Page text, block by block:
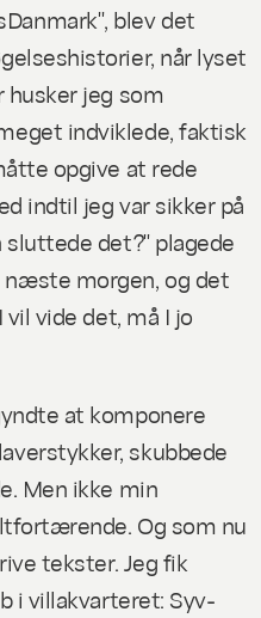
blev det
når lyset
husker jeg som
indviklede, faktisk
opgive at rede
indtil jeg var sikker på
sluttede det?" plagede
morgen, og det
vil vide det, må I jo
at komponere
skubbede
Men ikke min
Og som nu
tekster. Jeg fik
i villakvarteret: Syv-